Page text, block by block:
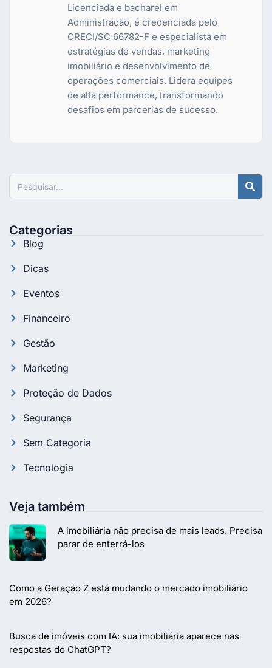
Licenciada e bacharel em
Administração, é credenciada pelo
CRECI/SC 66782-F e especialista em
estratégias de vendas, marketing
imobiliário e desenvolvimento de
operações comerciais. Lidera equipes
de alta performance, transformando
desafios em parcerias de sucesso.
Pesquisar
Categorias
Blog
Dicas
Eventos
Financeiro
Gestão
Marketing
Proteção de Dados
Segurança
Sem Categoria
Tecnologia
Veja também
A imobiliária não precisa de mais leads. Precisa
parar de enterrá-los
Como a Geração Z está mudando o mercado imobiliário
em 2026?
Busca de imóveis com IA: sua imobiliária aparece nas
respostas do ChatGPT?